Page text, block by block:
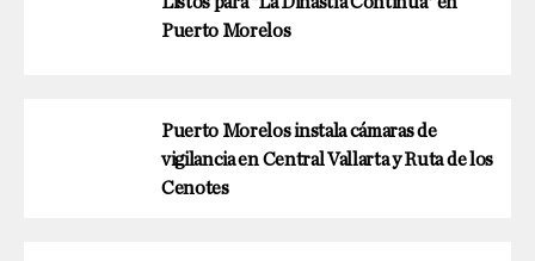
Puerto Morelos
Puerto Morelos instala cámaras de
vigilancia en Central Vallarta y Ruta de los
Cenotes